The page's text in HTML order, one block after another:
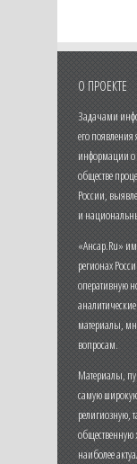
О ПРОЕКТЕ
Задачами
его появления
информации о
обществе
России,
и
«Ансар.Ru»
регионах
оперативную
материалы,
вопросам.
Материалы,
самую
религиозную,
наиболее